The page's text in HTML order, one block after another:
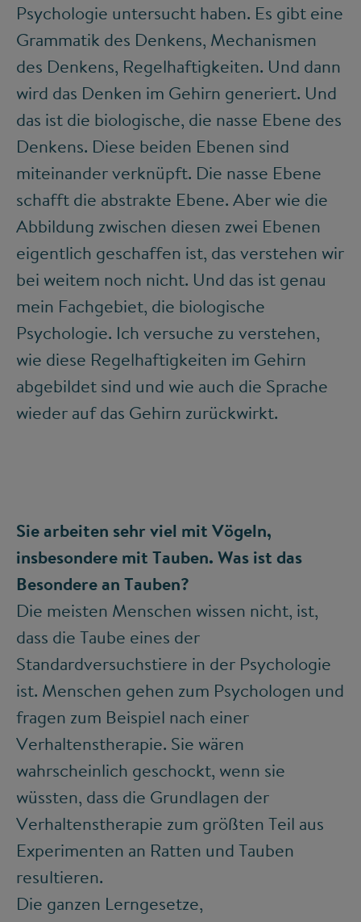
Psychologie untersucht haben. Es gibt eine
Grammatik des Denkens, Mechanismen
des Denkens, Regelhaftigkeiten. Und dann
wird das Denken im Gehirn generiert. Und
das ist die biologische, die nasse Ebene des
Denkens. Diese beiden Ebenen sind
miteinander verknüpft. Die nasse Ebene
schafft die abstrakte Ebene. Aber wie die
Abbildung zwischen diesen zwei Ebenen
eigentlich geschaffen ist, das verstehen wir
bei weitem noch nicht. Und das ist genau
mein Fachgebiet, die biologische
Psychologie. Ich versuche zu verstehen,
wie diese Regelhaftigkeiten im Gehirn
abgebildet sind und wie auch die Sprache
wieder auf das Gehirn zurückwirkt.
Sie arbeiten sehr viel mit Vögeln,
insbesondere mit Tauben. Was ist das
Besondere an Tauben?
Die meisten Menschen wissen nicht, ist,
dass die Taube eines der
Standardversuchstiere in der Psychologie
ist. Menschen gehen zum Psychologen und
fragen zum Beispiel nach einer
Verhaltenstherapie. Sie wären
wahrscheinlich geschockt, wenn sie
wüssten, dass die Grundlagen der
Verhaltenstherapie zum größten Teil aus
Experimenten an Ratten und Tauben
resultieren.
Die ganzen Lerngesetze,